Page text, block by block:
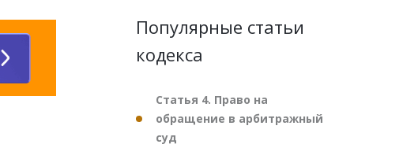
Популярные статьи
кодекса
Статья 4. Право на
обращение в арбитражный
суд